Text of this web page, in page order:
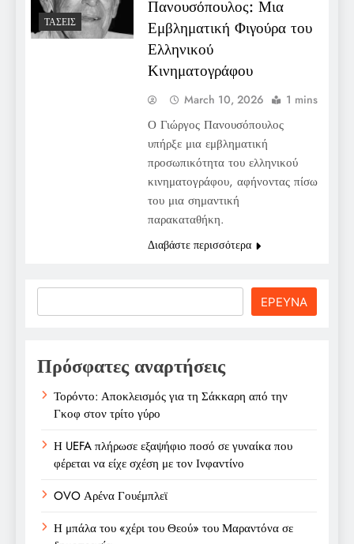
ΤΆΣΕΙΣ
Πανουσόπουλος: Μια
Εμβληματική Φιγούρα του
Ελληνικού
Κινηματογράφου
March 10, 2026 1 mins
Ο Γιώργος Πανουσόπουλος
υπήρξε μια εμβληματική
προσωπικότητα του ελληνικού
κινηματογράφου, αφήνοντας πίσω
του μια σημαντική
παρακαταθήκη.
Διαβάστε περισσότερα
ΕΡΕΥΝΑ
Πρόσφατες αναρτήσεις
Τορόντο: Αποκλεισμός για τη Σάκκαρη από την
Γκοφ στον τρίτο γύρο
Η UEFA πλήρωσε εξαψήφιο ποσό σε γυναίκα που
φέρεται να είχε σχέση με τον Ινφαντίνο
OVO Αρένα Γουέμπλεϊ
Η μπάλα του «χέρι του Θεού» του Μαραντόνα σε